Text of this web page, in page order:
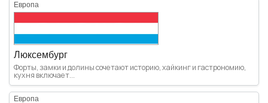
Европа
Люксембург
Форты, замки и долины сочетают историю, хайкинг и гастрономию,
кухня включает...
Европа